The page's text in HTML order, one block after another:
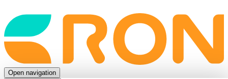
Back
to
frontpage
Open navigation